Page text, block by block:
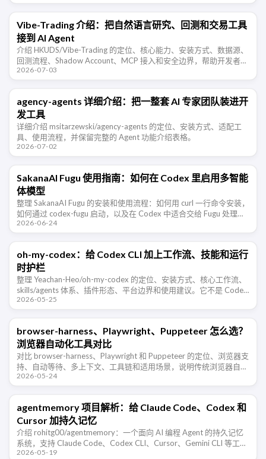
Vibe-Trading 介绍：把自然语言研究、回测和交易工具
接到 AI Agent
介绍 HKUDS/Vibe-Trading 的定位、核心能力、安装方式、数据源、
回测流程、Shadow Account、MCP 接入和安全边界，帮助开发者判
断它适合哪些交易研究场景。
2026-07-03
agency-agents 详细介绍：把一整套 AI 专家团队装进开
发工具
详细介绍 msitarzewski/agency-agents 的定位、安装方式、适配工
具、使用流程，并保留完整的 Agent 功能介绍表格。
2026-07-02
SakanaAI Fugu 使用指南：如何在 Codex 里启用多智能
体模型
整理 SakanaAI Fugu 的安装和使用流程：如何用 curl 一行命令安装，
如何通过 codex-fugu 启动，以及在 Codex 中适合交给 Fugu 处理的
开发任务和注意事项。
2026-06-24
oh-my-codex：给 Codex CLI 加上工作流、技能和运行
时护栏
整理 Yeachan-Heo/oh-my-codex 的定位、安装方式、核心工作流、
skills/agents 体系、插件形态、平台边界和使用建议。它不是 Codex
的替代品，而是给 Codex …
2026-05-25
browser-harness、Playwright、Puppeteer 怎么选？
浏览器自动化工具对比
对比 browser-harness、Playwright 和 Puppeteer 的定位、浏览器支
持、自动等待、多上下文、工具链和适用场景，说明传统浏览器自动
化与 AI Agent 原生浏览器控制的 …
2026-05-24
agentmemory 项目解析：给 Claude Code、Codex 和
Cursor 加持久记忆
介绍 rohitg00/agentmemory：一个面向 AI 编程 Agent 的持久记忆
系统，支持 Claude Code、Codex CLI、Cursor、Gemini CLI 等工
具，通过 …
2026-05-19